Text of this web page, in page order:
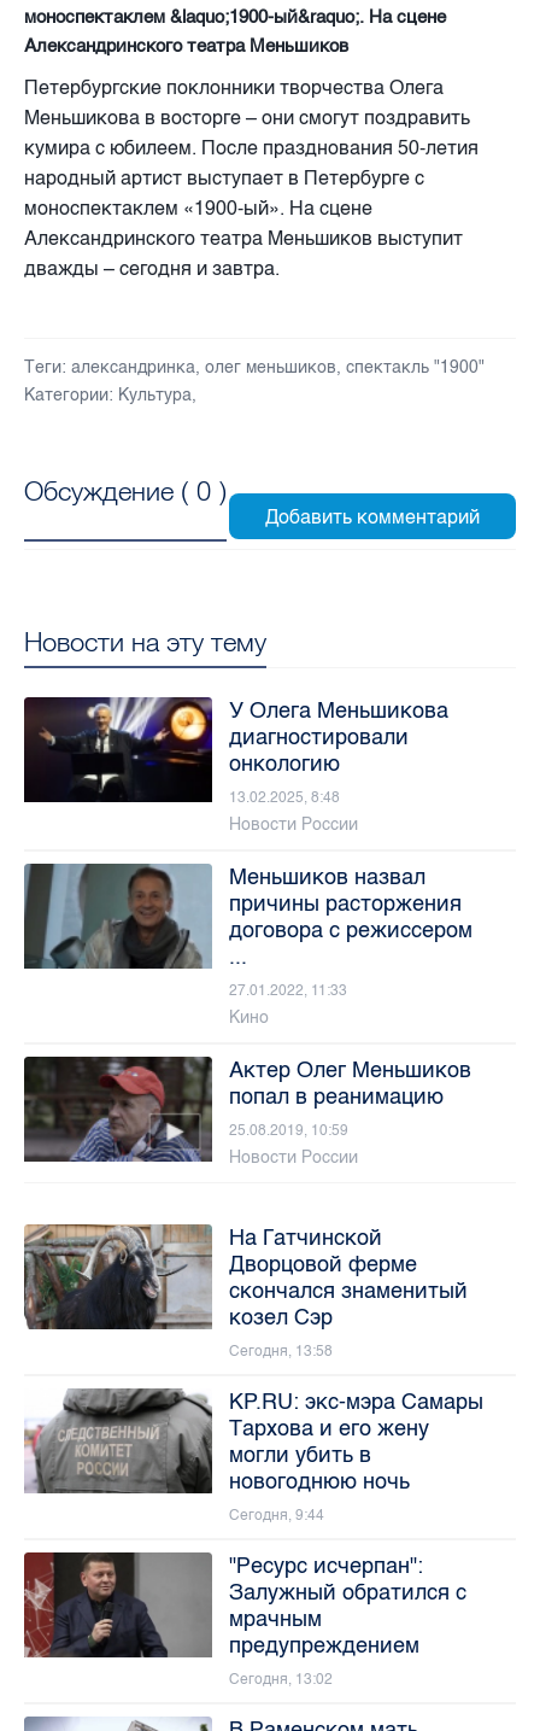
моноспектаклем &laquo;1900-ый&raquo;. На сцене
Александринского театра Меньшиков
Петербургские поклонники творчества Олега
Меньшикова в восторге – они смогут поздравить
кумира с юбилеем. После празднования 50-летия
народный артист выступает в Петербурге с
моноспектаклем «1900-ый». На сцене
Александринского театра Меньшиков выступит
дважды – сегодня и завтра.
Теги: александринка, олег меньшиков, спектакль "1900"
Категории: Культура,
Обсуждение ( 0 )
Новости на эту тему
У Олега Меньшикова
диагностировали
онкологию
13.02.2025, 8:48
Новости России
Меньшиков назвал
причины расторжения
договора с режиссером
...
27.01.2022, 11:33
Кино
Актер Олег Меньшиков
попал в реанимацию
25.08.2019, 10:59
Новости России
На Гатчинской
Дворцовой ферме
скончался знаменитый
козел Сэр
Сегодня, 13:58
KP.RU: экс-мэра Самары
Тархова и его жену
могли убить в
новогоднюю ночь
Сегодня, 9:44
"Ресурс исчерпан":
Залужный обратился с
мрачным
предупреждением
Сегодня, 13:02